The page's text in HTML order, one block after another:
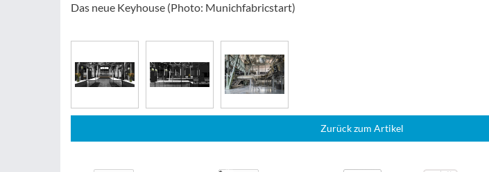
Das neue Keyhouse (Photo: Munichfabricstart)
Zurück zum Artikel